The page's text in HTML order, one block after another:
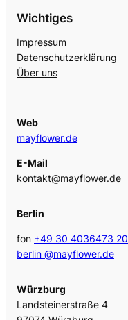
Wichtiges
Impressum
Datenschutzerklärung
Über uns
Web
mayflower.de
E-Mail
kontakt@mayflower.de
Berlin
fon +49 30 4036473 20
berlin @mayflower.de
Würzburg
Landsteinerstraße 4